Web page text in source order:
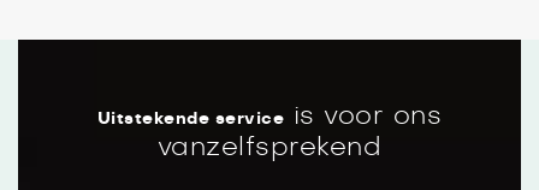
Uitstekende service
is voor ons
vanzelfsprekend